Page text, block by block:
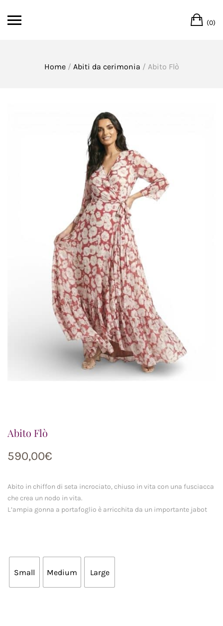
(0)
Home/ Abiti da cerimonia / Abito Flò
Abito Flò
590,00€
Abito in chiffon di seta incrociato, chiuso in vita con una fusciacca
che crea un nodo in vita.
L’ampia gonna a portafoglio è arricchita da un importante jabot
Small Medium Large